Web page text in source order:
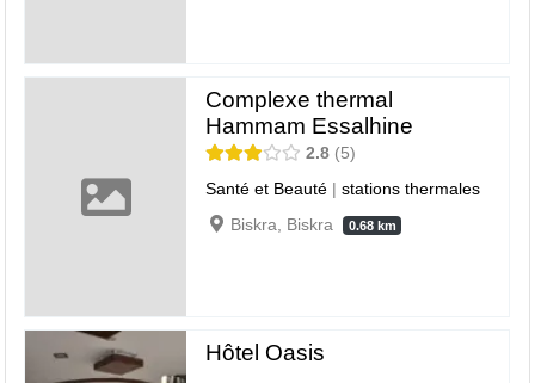
Complexe thermal
Hammam Essalhine
2.8
5
Santé et Beauté |stations thermales
Biskra, Biskra
0.68 km
Hôtel Oasis